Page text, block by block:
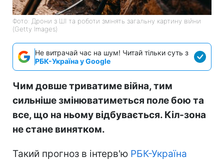
Фото: Дрони з ШІ та роботи змінять загальну картину війни
(Getty Images)
Не витрачай час на шум! Читай тільки суть з
РБК-Україна у Google
Чим довше триватиме війна, тим
сильніше змінюватиметься поле бою та
все, що на ньому відбувається. Кіл-зона
не стане винятком.
Такий прогноз в інтерв'ю РБК-Україна